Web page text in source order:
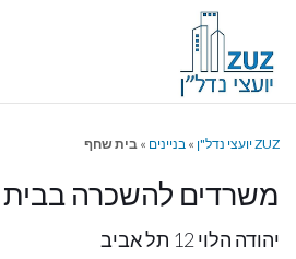
ZUZ יועצי נדל"ן » בניינים » בית שחף
משרדים להשכרה
יהודה הלוי 12 תל אביב